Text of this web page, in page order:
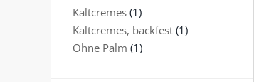
Kaltcremes (1)
Kaltcremes, backfest (1)
Ohne Palm (1)